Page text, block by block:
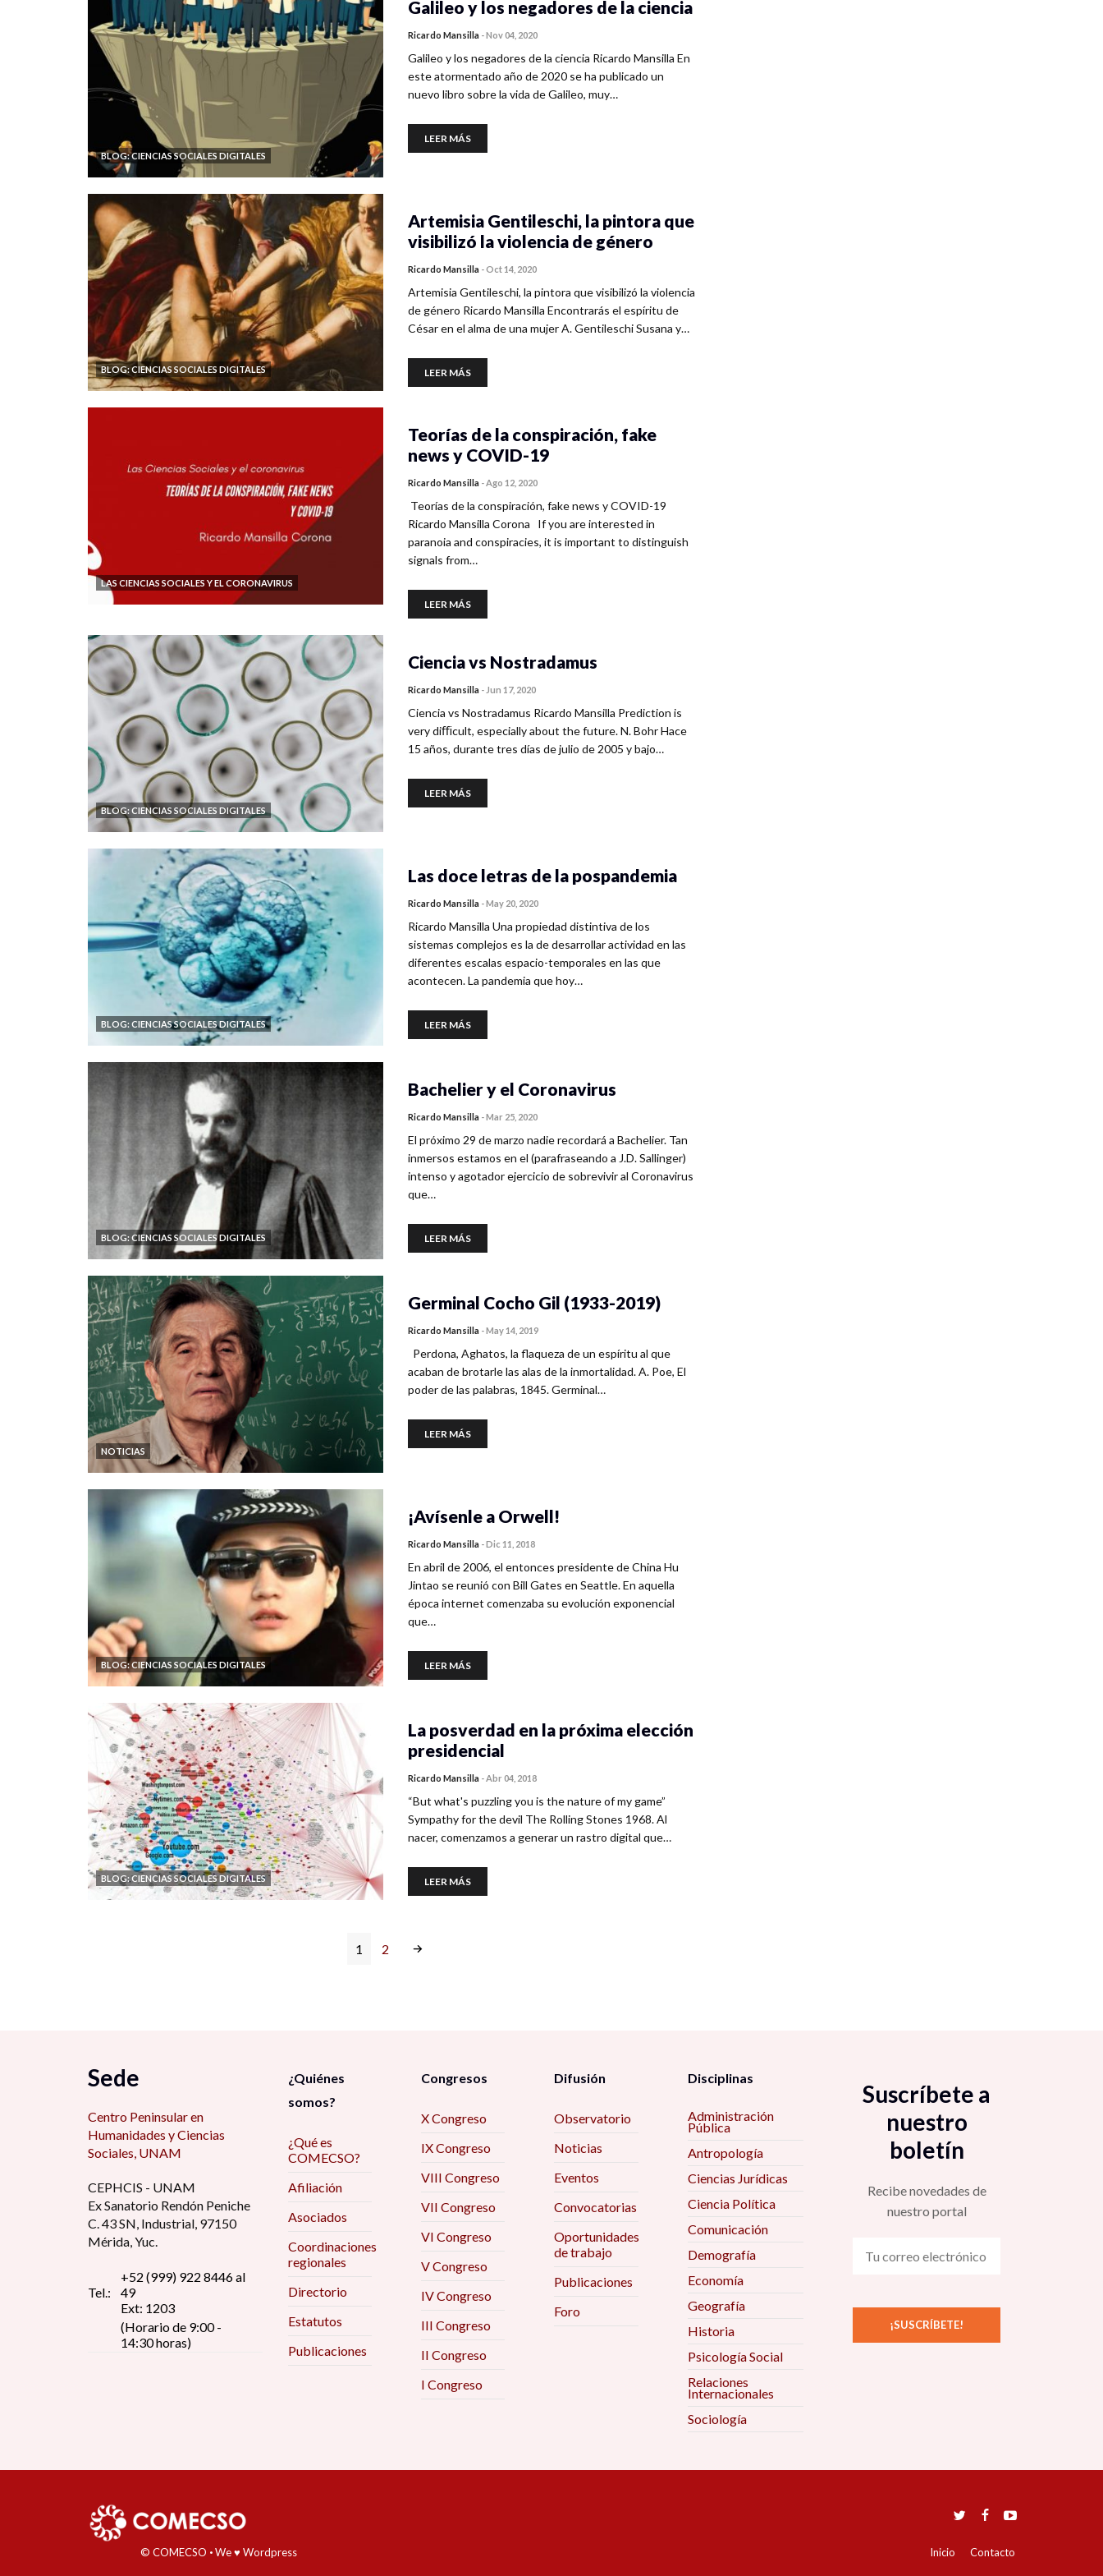
BLOG: CIENCIAS SOCIALES DIGITALES
Galileo y los negadores de la ciencia
Ricardo Mansilla -Nov 04, 2020
Galileo y los negadores de la ciencia Ricardo Mansilla En
este atormentado año de 2020 se ha publicado un
nuevo libro sobre la vida de Galileo, muy…
LEER MÁS
BLOG: CIENCIAS SOCIALES DIGITALES
Artemisia Gentileschi, la pintora que
visibilizó la violencia de género
Ricardo Mansilla -Oct 14, 2020
Artemisia Gentileschi, la pintora que visibilizó la violencia
de género Ricardo Mansilla Encontrarás el espíritu de
César en el alma de una mujer A. Gentileschi Susana y…
LEER MÁS
LAS CIENCIAS SOCIALES Y EL CORONAVIRUS
Teorías de la conspiración, fake
news y COVID-19
Ricardo Mansilla -Ago 12, 2020
Teorías de la conspiración, fake news y COVID-19
Ricardo Mansilla Corona If you are interested in
paranoia and conspiracies, it is important to distinguish
signals from…
LEER MÁS
BLOG: CIENCIAS SOCIALES DIGITALES
Ciencia vs Nostradamus
Ricardo Mansilla - Jun 17, 2020
Ciencia vs Nostradamus Ricardo Mansilla Prediction is
very diﬃcult, especially about the future. N. Bohr Hace
15 años, durante tres días de julio de 2005 y bajo…
LEER MÁS
BLOG: CIENCIAS SOCIALES DIGITALES
Las doce letras de la pospandemia
Ricardo Mansilla -May 20, 2020
Ricardo Mansilla Una propiedad distintiva de los
sistemas complejos es la de desarrollar actividad en las
diferentes escalas espacio-temporales en las que
acontecen. La pandemia que hoy…
LEER MÁS
BLOG: CIENCIAS SOCIALES DIGITALES
Bachelier y el Coronavirus
Ricardo Mansilla -Mar 25, 2020
El próximo 29 de marzo nadie recordará a Bachelier. Tan
inmersos estamos en el (parafraseando a J.D. Sallinger)
intenso y agotador ejercicio de sobrevivir al Coronavirus
que…
LEER MÁS
NOTICIAS
Germinal Cocho Gil (1933-2019)
Ricardo Mansilla -May 14, 2019
Perdona, Aghatos, la flaqueza de un espíritu al que
acaban de brotarle las alas de la inmortalidad. A. Poe, El
poder de las palabras, 1845. Germinal…
LEER MÁS
BLOG: CIENCIAS SOCIALES DIGITALES
¡Avísenle a Orwell!
Ricardo Mansilla -Dic 11, 2018
En abril de 2006, el entonces presidente de China Hu
Jintao se reunió con Bill Gates en Seattle. En aquella
época internet comenzaba su evolución exponencial
que…
LEER MÁS
BLOG: CIENCIAS SOCIALES DIGITALES
La posverdad en la próxima elección
presidencial
Ricardo Mansilla -Abr 04, 2018
“But what's puzzling you is the nature of my game”
Sympathy for the devil The Rolling Stones 1968. Al
nacer, comenzamos a generar un rastro digital que…
LEER MÁS
1 2
Sede
Centro Peninsular en
Humanidades y Ciencias
Sociales, UNAM
CEPHCIS - UNAM
Ex Sanatorio Rendón Peniche
C. 43 SN, Industrial, 97150
Mérida, Yuc.
Tel.:
+52 (999) 922 8446 al
49
Ext: 1203
(Horario de 9:00 -
14:30 horas)
¿Quiénes
somos?
¿Qué es
COMECSO?
Afiliación
Asociados
Coordinaciones
regionales
Directorio
Estatutos
Publicaciones
Congresos
X Congreso
IX Congreso
VIII Congreso
VII Congreso
VI Congreso
V Congreso
IV Congreso
III Congreso
II Congreso
I Congreso
Difusión
Observatorio
Noticias
Eventos
Convocatorias
Oportunidades
de trabajo
Publicaciones
Foro
Disciplinas
Administración
Pública
Antropología
Ciencias Jurídicas
Ciencia Política
Comunicación
Demografía
Economía
Geografía
Historia
Psicología Social
Relaciones
Internacionales
Sociología
Suscríbete a
nuestro
boletín
Recibe novedades de
nuestro portal
© COMECSO ·We ♥ Wordpress Inicio Contacto